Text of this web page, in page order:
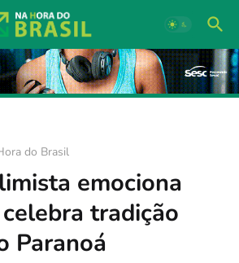
do Brasil
emociona
tradição
Paranoá